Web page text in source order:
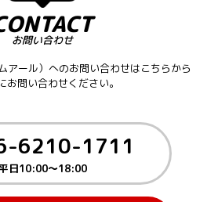
お問い合わせ
アール）へのお問い合わせはこちらから
お問い合わせください。
6210-1711
日10:00～18:00